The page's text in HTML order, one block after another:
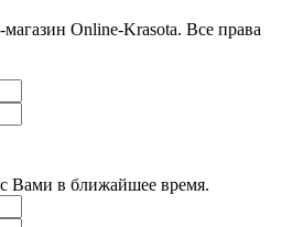
Online-Krasota. Все права
Вами в ближайшее время.